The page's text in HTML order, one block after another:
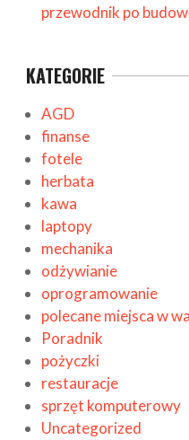
przewodnik po
KATEGORIE
AGD
finanse
fotele
herbata
kawa
laptopy
mechanika
odżywianie
oprogramowanie
polecane miejsca w
Poradnik
pożyczki
restauracje
sprzęt komputerowy
Uncategorized